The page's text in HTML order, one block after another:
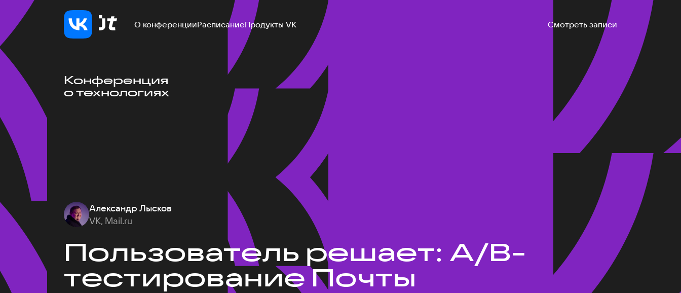
О конференцииРасписаниеПродукты VK Смотреть записи
Конференция
о технологиях
Александр Лысков
VK, Mail.ru
Пользователь решает: A/B-
тестирование Почты